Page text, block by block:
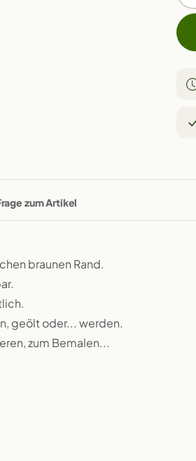
zum Artikel
braunen Rand.
geölt oder... werden.
zum Bemalen...